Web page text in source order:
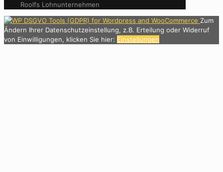
Roolfs Lohnunternehmen
Zum
Ändern Ihrer Datenschutzeinstellung, z.B. Erteilung oder Widerruf
von Einwilligungen, klicken Sie hier: Einstellungen